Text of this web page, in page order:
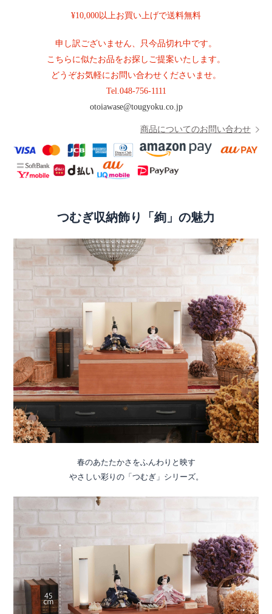
¥10,000以上お買い上げで送料無料
申し訳ございません、只今品切れ中です。
こちらに似たお品をお探しご提案いたします。
どうぞお気軽にお問い合わせくださいませ。
Tel. 048-756-1111
otoiawase@tougyoku.co.jp
商品についてのお問い合わせ
つむぎ収納飾り「絢」の魅力
春のあたたかさをふんわりと映す
やさしい彩りの「つむぎ」シリーズ。